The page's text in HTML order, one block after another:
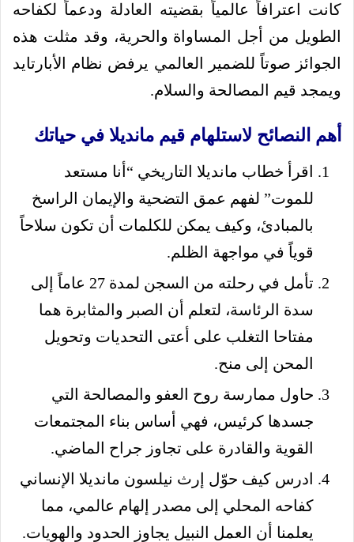
كانت اعترافاً عالمياً بقضيته العادلة ودعماً لكفاحه
الطويل من أجل المساواة والحرية، وقد مثلت هذه
الجوائز صوتاً للضمير العالمي يرفض نظام الأبارتايد
ويمجد قيم المصالحة والسلام.
أهم النصائح لاستلهام قيم مانديلا في حياتك
اقرأ خطاب مانديلا التاريخي “أنا مستعد
للموت” لفهم عمق التضحية والإيمان الراسخ
بالمبادئ، وكيف يمكن للكلمات أن تكون سلاحاً
قوياً في مواجهة الظلم.
تأمل في رحلته من السجن لمدة 27 عاماً إلى
سدة الرئاسة، لتعلم أن الصبر والمثابرة هما
مفتاحا التغلب على أعتى التحديات وتحويل
المحن إلى منح.
حاول ممارسة روح العفو والمصالحة التي
جسدها كرئيس، فهي أساس بناء المجتمعات
القوية والقادرة على تجاوز جراح الماضي.
ادرس كيف حوّل إرث نيلسون مانديلا الإنساني
كفاحه المحلي إلى مصدر إلهام عالمي، مما
يعلمنا أن العمل النبيل يجاوز الحدود والهويات.